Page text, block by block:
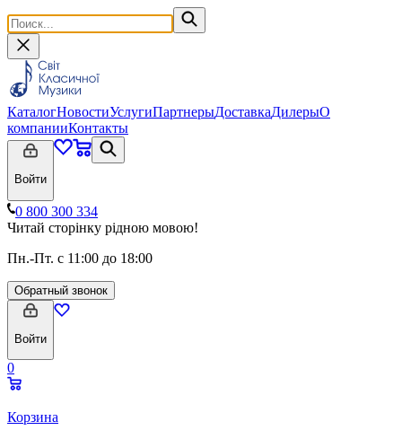
КаталогНовостиУслугиПартнерыДоставкаДилерыО
компанииКонтакты
Войти
0 800 300 334
Читай сторінку рідною мовою!
Пн.-Пт. с 11:00 до 18:00
Обратный звонок
Войти
0
Корзина